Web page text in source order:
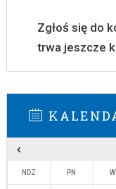
Zgłoś się do
trwa jeszcze
‹
NDZ PN WT